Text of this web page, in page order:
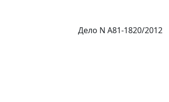
Дело N А81-1820/2012